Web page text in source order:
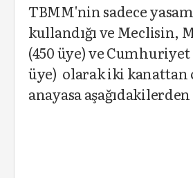
TBMM'nin sadece
kullandığı ve Meclisin,
(450 üye) ve Cumhuriyet
üye) olarak iki kanattan
anayasa